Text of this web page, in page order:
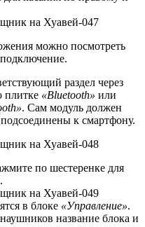
можно посмотреть
раздел через
плитке «Bluetooth» или
. Сам модуль должен
к смартфону.
по шестеренке для
в блоке «Управление».
название блока и